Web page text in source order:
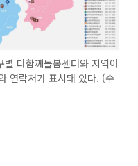
다함께돌봄센터와 지역아
연락처가 표시돼 있다. (수